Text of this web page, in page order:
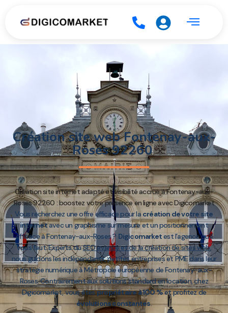
Création site web Fontenay-aux-
Roses 92260
Création site internet adapté et visibilité accrue à Fontenay-aux-
Roses 92260 : boostez votre présence en ligne avec Digicomarket
Vous recherchez une offre efficace pour la création de votre site
internetavec un graphisme sur mesure et un positionnement
efficace à Fontenay-aux-Roses ? Digicomarketest l’agence qu’il
vous faut. Experts duSEO avancé et de la création de sites web,
nous guidons les indépendants, petites entreprises et PME dans leur
stratégie numérique à Métropole européenne de Fontenay-aux-
Roses. Contrairement aux solutions standard en location, chez
Digicomarket, vous êtespropriétaire à 100 %et profitez de
évolutions constantes.